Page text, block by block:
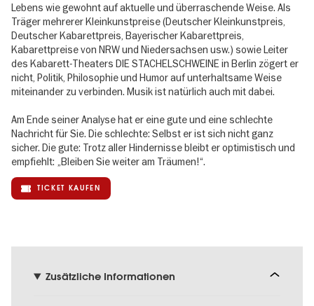
Lebens wie gewohnt auf aktuelle und überraschende Weise. Als
Träger mehrerer Kleinkunstpreise (Deutscher Kleinkunstpreis,
Deutscher Kabarettpreis, Bayerischer Kabarettpreis,
Kabarettpreise von NRW und Niedersachsen usw.) sowie Leiter
des Kabarett-Theaters DIE STACHELSCHWEINE in Berlin zögert er
nicht, Politik, Philosophie und Humor auf unterhaltsame Weise
miteinander zu verbinden. Musik ist natürlich auch mit dabei.
Am Ende seiner Analyse hat er eine gute und eine schlechte
Nachricht für Sie. Die schlechte: Selbst er ist sich nicht ganz
sicher. Die gute: Trotz aller Hindernisse bleibt er optimistisch und
empfiehlt: „Bleiben Sie weiter am Träumen!“.
TICKET KAUFEN
Zusätzliche Informationen